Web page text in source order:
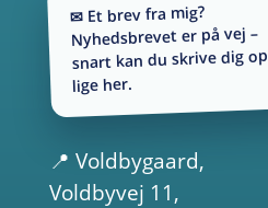
✉ Et brev fra mig?
Nyhedsbrevet er på vej –
snart kan du skrive dig op
lige her.
📍 Voldbygaard,
Voldbyvej 11,